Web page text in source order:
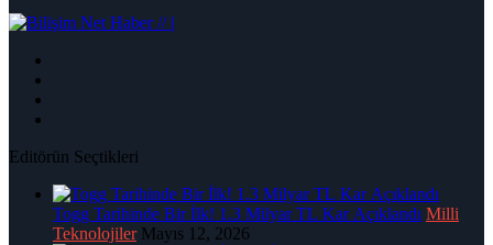
|
Editörün Seçtikleri
Togg Tarihinde Bir İlk! 1.3 Milyar TL Kar Açıklandı Milli
Teknolojiler Mayıs 12, 2026